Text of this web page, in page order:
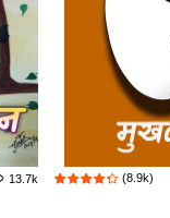
13.7k (8.9k)